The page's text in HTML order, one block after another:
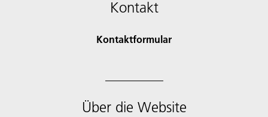
Kontakt
Kontaktformular
Über die Website